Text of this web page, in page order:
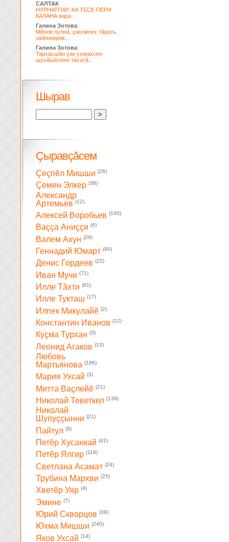
САЛТАК:
НУРНАТПАР-ХА ТЕСЕ ПЁРИ
КАЛАНА вара ...
Галина Зотова:
Мĕнле пулнă, çаплипех тăрать,
заблокиров...
Галина Зотова:
Тархасшăн çак ухмахсен
шухăшĕсене тасатă...
Шырав
Çыравçăсем
Çеçпĕл Мишши (26)
Çемен Элкер (38)
Александр
Артемьев (12)
Алексей Воробьев (160)
Ваççа Аниççи (6)
Валем Ахун (29)
Геннадий Юмарт (90)
Денис Гордеев (22)
Иван Мучи (71)
Илле Тăхти (81)
Илле Тукташ (17)
Илпек Микулайĕ (2)
Константин Иванов (12)
Куçма Турхан (3)
Леонид Агаков (13)
Любовь
Мартьянова (186)
Мария Ухсай (3)
Митта Ваçлейĕ (21)
Николай Теветкел (139)
Николай
Шупуççынни (21)
Пайтул (9)
Петĕр Хусанкай (41)
Петĕр Ялгир (118)
Светлана Асамат (24)
Трубина Мархви (25)
Хветĕр Уяр (4)
Эмине (7)
Юрий Скворцов (39)
Юхма Мишши (240)
Яков Ухсай (14)